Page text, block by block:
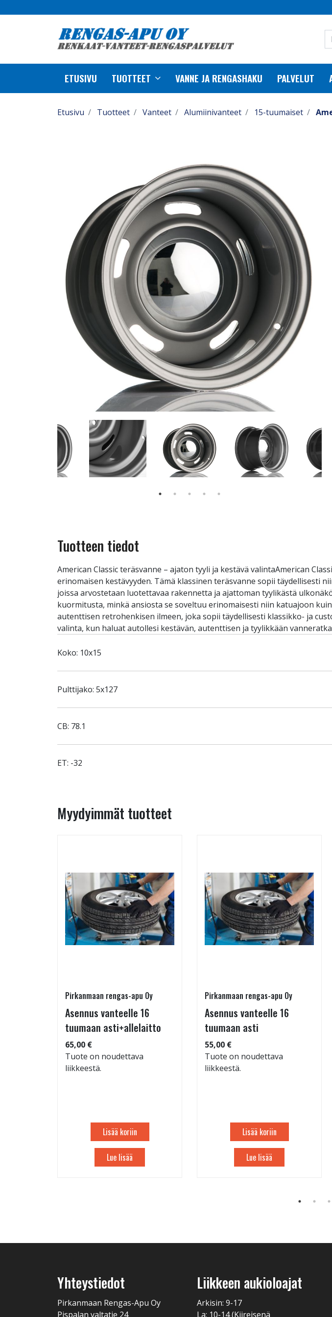
ETUSIVU TUOTTEET VANNE JA RENGASHAKU PALVELUT
Etusivu Tuotteet Vanteet Alumiinivanteet 15-tuumaiset
Tuotteen tiedot
American Classic teräsvanne – ajaton tyyli ja kestävä valintaAmerican
erinomaisen kestävyyden. Tämä klassinen teräsvanne sopii
joissa arvostetaan luotettavaa rakennetta ja ajattoman tyylikästä
kuormitusta, minkä ansiosta se soveltuu erinomaisesti niin katuajoon
autenttisen retrohenkisen ilmeen, joka sopii täydellisesti klassikko- ja
valinta, kun haluat autollesi kestävän, autenttisen ja tyylikkään
Koko: 10x15
Pulttijako: 5x127
CB: 78.1
ET: -32
Myydyimmät tuotteet
Pirkanmaan rengas-apu Oy
Asennus vanteelle 16
tuumaan asti+allelaitto
65,00 €
Tuote on noudettava
liikkeestä.
Lisää koriin
Lue lisää
Pirkanmaan rengas-apu Oy
Asennus vanteelle 16
tuumaan asti
55,00 €
Tuote on noudettava
liikkeestä.
Lisää koriin
Lue lisää
Yhteystiedot
Pirkanmaan Rengas-Apu Oy
Pispalan valtatie 24
Liikkeen aukioloajat
Arkisin: 9-17
La: 10-14 (Kiireisenä